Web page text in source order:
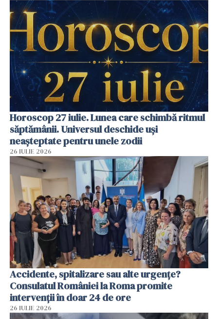
Horoscop 27 iulie. Lunea care schimbă ritmul
săptămânii. Universul deschide uși
neașteptate pentru unele zodii
26 IULIE 2026
Accidente, spitalizare sau alte urgențe?
Consulatul României la Roma promite
intervenții în doar 24 de ore
26 IULIE 2026